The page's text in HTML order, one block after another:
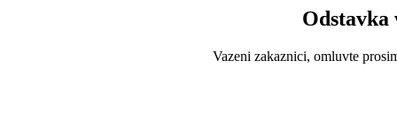
Odstavka
Vazeni zakaznici, omluvte